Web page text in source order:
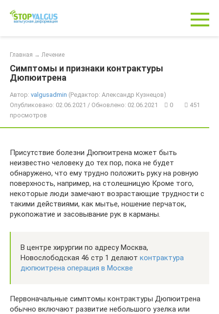
контенту
Главная → Лечение
Симптомы и признаки контрактуры
Дюпюитрена
Автор: valgusadmin (Редактор: Александр Кузнецов)
Опубликовано: 02.06.2021 / Обновлено: 02.06.2021
0
451
просмотров
Присутствие болезни Дюпюитрена может быть
неизвестно человеку до тех пор, пока не будет
обнаружено, что ему трудно положить руку на ровную
поверхность, например, на столешницую Кроме того,
некоторые люди замечают возрастающие трудности с
такими действиями, как мытье, ношение перчаток,
рукопожатие и засовывание рук в карманы.
В центре хирургии по адресу Москва,
Новослободская 46 стр 1 делают контрактура
дюпюитрена операция в Москве
Первоначальные симптомы контрактуры Дюпюитрена
обычно включают развитие небольшого узелка или